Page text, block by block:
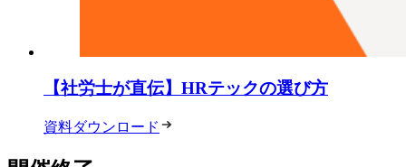
【社労士が直伝】HRテックの選び方
資料ダウンロード